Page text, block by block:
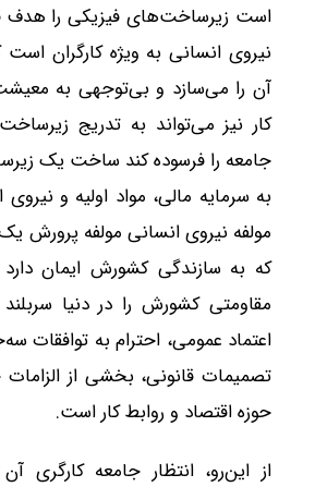
است زیرساخت‌های فیزیکی را هدف
نیروی انسانی به ویژه کارگران است
آن را می‌سازد و بی‌توجهی به
کار نیز می‌تواند به تدریج
جامعه را فرسوده کند ساخت یک
به سرمایه مالی، مواد اولیه و نیروی
مولفه نیروی انسانی مولفه
که به سازندگی کشورش ایمان دارد
مقاومتی کشورش را در دنیا
اعتماد عمومی، احترام به توافقات
تصمیمات قانونی، بخشی از الزامات
حوزه اقتصاد و روابط کار است.
از این‌رو، انتظار جامعه